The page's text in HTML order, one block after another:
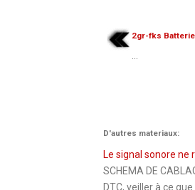
2gr-fks Batterie
D'autres materiaux:
Le signal sonore ne
SCHEMA DE
DTC, veiller à ce